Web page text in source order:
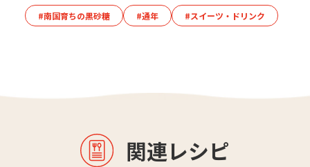
#南国育ちの黒砂糖 #通年 #スイーツ・ドリンク
関連レシピ